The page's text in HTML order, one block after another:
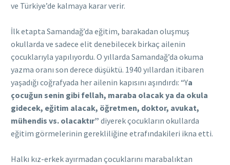
ve Türkiye’de kalmaya karar verir.
İlk etapta Samandağ’da eğitim, barakadan oluşmuş
okullarda ve sadece elit denebilecek birkaç ailenin
çocuklarıyla yapılıyordu. O yıllarda Samandağ’da okuma
yazma oranı son derece düşüktü. 1940 yıllardan itibaren
yaşadığı coğrafyada her ailenin kapısını aşındırdı: “Ya
çocuğun senin gibi fellah, maraba olacak ya da okula
gidecek, eğitim alacak, öğretmen, doktor, avukat,
mühendis vs. olacaktır” diyerek çocukların​ okullarda
eğitim görmelerinin gerekliliğine etrafındakileri ikna etti.
Halkı kız-erkek ayırmadan çocuklarını marabalıktan